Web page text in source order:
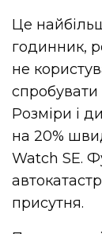
Це
годинник,
не
спробувати
Розміри і
на 20%
Watch SE.
присутня.